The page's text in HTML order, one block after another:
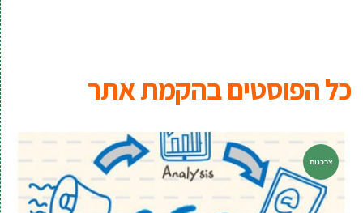
כל הפוסטים בהקמת אתר
צרכנות